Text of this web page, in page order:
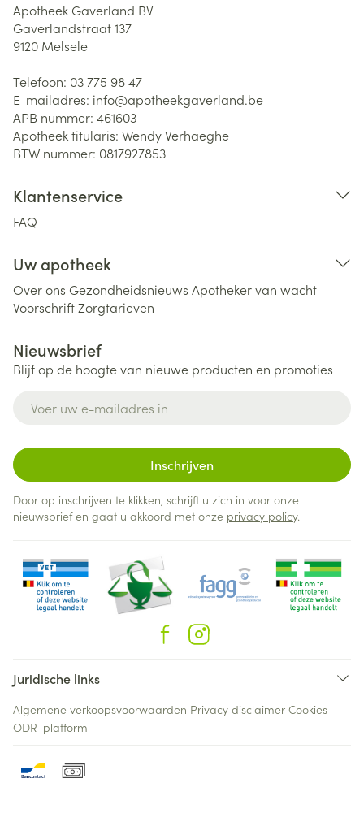
Apotheek Gaverland BV
Gaverlandstraat 137
9120 Melsele
Telefoon: 03 775 98 47
E-mailadres: info@apotheekgaverland.be
APB nummer: 461603
Apotheek titularis: Wendy Verhaeghe
BTW nummer: 0817927853
Klantenservice
FAQ
Uw apotheek
Over ons Gezondheidsnieuws Apotheker van wacht
VoorschriftZorgtarieven
Nieuwsbrief
Blijf op de hoogte van nieuwe producten en promoties
Inschrijven
Door op inschrijven te klikken, schrijft u zich in voor onze
nieuwsbrief en gaat u akkoord met onze privacy policy.
Juridische links
Algemene verkoopsvoorwaarden Privacy disclaimer Cookies
ODR-platform